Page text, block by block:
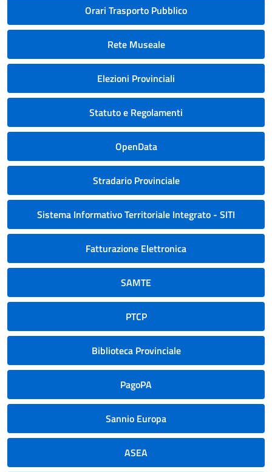
Orari Trasporto Pubblico
Rete Museale
Elezioni Provinciali
Statuto e Regolamenti
OpenData
Stradario Provinciale
Sistema Informativo Territoriale Integrato - SITI
Fatturazione Elettronica
SAMTE
PTCP
Biblioteca Provinciale
PagoPA
Sannio Europa
ASEA